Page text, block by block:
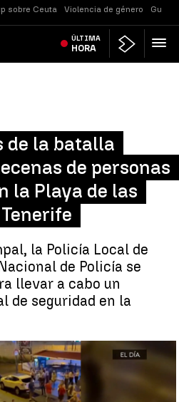
sobre Ceuta Violencia de género
ÚLTIMA
HORA
de la batalla
de personas
la Playa de las
la Policía Local de
de Policía se
llevar a cabo un
de seguridad en la
de las Américas (Tenerife) deja
campal en la Playa de las Américas
(Tenerife) deja varios heridos